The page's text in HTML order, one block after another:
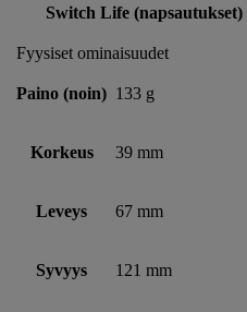
Switch Life (napsautukset)
Fyysiset ominaisuudet
Paino (noin) 133 g
Korkeus 39 mm
Leveys 67 mm
Syvyys 121 mm